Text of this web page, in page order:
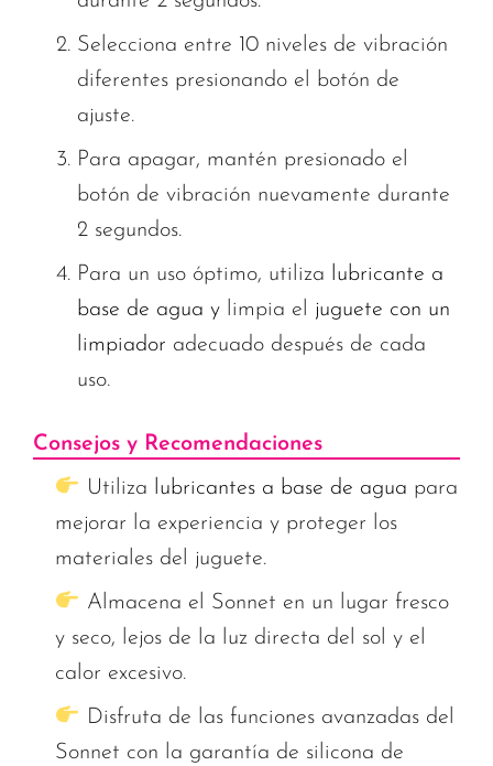
Selecciona entre 10 niveles de vibración
diferentes presionando el botón de
ajuste.
Para apagar, mantén presionado el
botón de vibración nuevamente durante
2 segundos.
Para un uso óptimo, utiliza lubricante a
base de agua y limpia el juguete con un
limpiador adecuado después de cada
uso.
Consejos y Recomendaciones
Utiliza lubricantes a base de agua para
mejorar la experiencia y proteger los
materiales del juguete.
Almacena el Sonnet en un lugar fresco
y seco, lejos de la luz directa del sol y el
calor excesivo.
Disfruta de las funciones avanzadas del
Sonnet con la garantía de silicona de